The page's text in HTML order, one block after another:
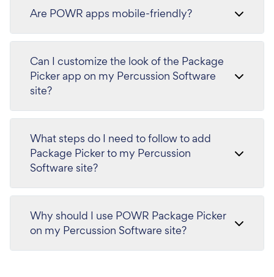
Are POWR apps mobile-friendly?
Can I customize the look of the Package
Picker app on my Percussion Software
site?
What steps do I need to follow to add
Package Picker to my Percussion
Software site?
Why should I use POWR Package Picker
on my Percussion Software site?